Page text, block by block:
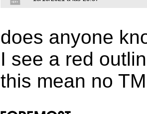
does anyone
I see a red
this mean no